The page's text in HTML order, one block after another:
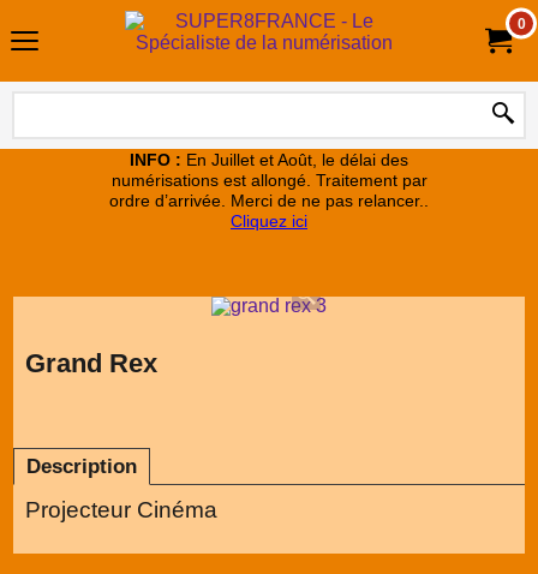
0
INFO : En Juillet et Août, le délai des
numérisations est allongé. Traitement par
ordre d’arrivée. Merci de ne pas relancer..
Cliquez ici
Grand Rex
Description
Projecteur Cinéma